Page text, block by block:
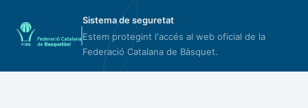
Sistema de seguretat
Estem protegint l'accés al web oficial de la
Federació Catalana de Bàsquet.